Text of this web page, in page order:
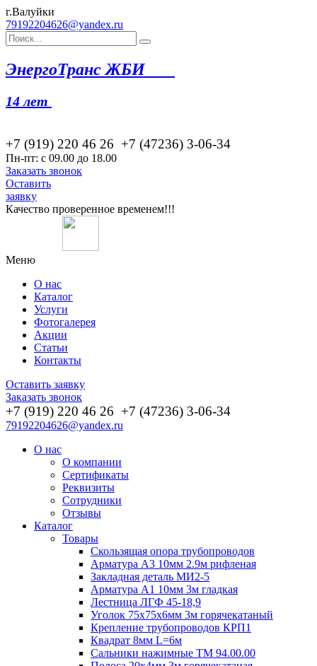
г.Валуйки
79192204626@yandex.ru
ЭнергоТранс ЖБИ
14 лет
+7 (919) 220 46 26 +7 (47236) 3-06-34
Пн-пт: с 09.00 до 18.00
Заказать звонок
Оставить
заявку
Качество проверенное временем!!!
Меню
О нас
Каталог
Услуги
Фотогалерея
Акции
Статьи
Контакты
Оставить заявку
Заказать звонок
+7 (919) 220 46 26 +7 (47236) 3-06-34
79192204626@yandex.ru
О нас
О компании
Сертификаты
Реквизиты
Сотрудники
Отзывы
Каталог
Товары
Скользящая опора трубопроводов
Арматура А3 10мм 2.9м рифленая
Закладная деталь МИ2-5
Арматура А1 10мм 3м гладкая
Лестница ЛГФ 45-18,9
Уголок 75х75х6мм 3м горячекатаный
Крепление трубопроводов КРП1
Квадрат 8мм L=6м
Сальники нажимные ТМ 94.00.00